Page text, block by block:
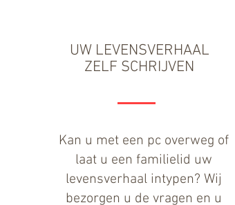
UW LEVENSVERHAAL
ZELF SCHRIJVEN
Kan u met een pc overweg of
laat u een familielid uw
levensverhaal intypen? Wij
bezorgen u de vragen en u